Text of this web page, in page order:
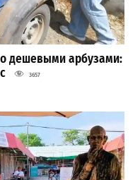
дешевыми арбузами:
3657